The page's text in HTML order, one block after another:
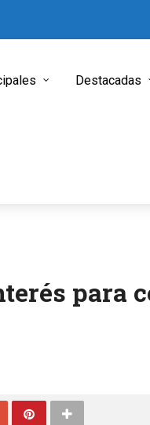
Destacadas
para